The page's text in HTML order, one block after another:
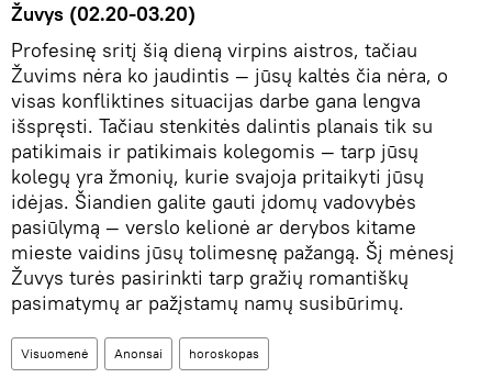
Žuvys (02.20-03.20)
Profesinę sritį šią dieną virpins aistros, tačiau
Žuvims nėra ko jaudintis — jūsų kaltės čia nėra, o
visas konfliktines situacijas darbe gana lengva
išspręsti. Tačiau stenkitės dalintis planais tik su
patikimais ir patikimais kolegomis — tarp jūsų
kolegų yra žmonių, kurie svajoja pritaikyti jūsų
idėjas. Šiandien galite gauti įdomų vadovybės
pasiūlymą — verslo kelionė ar derybos kitame
mieste vaidins jūsų tolimesnę pažangą. Šį mėnesį
Žuvys turės pasirinkti tarp gražių romantiškų
pasimatymų ar pažįstamų namų susibūrimų.
Visuomenė Anonsai horoskopas